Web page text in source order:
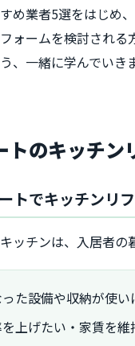
め業者5選をはじめ
ォームを検討され
、一緒に学んでいき
トのキッチン
トでキッチンリ
ッチンは、入居者の
た設備や収納が使い
上げたい・家賃を維